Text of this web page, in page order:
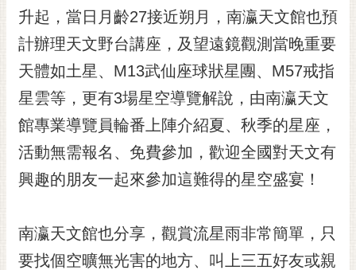
日
本
隱
私
權
及
安
全
策
網
升起，當日月齡27接近朔月，南瀛天文館也預
計辦理天文野台講座，及望遠鏡觀測當晚重要
天體如土星、M13武仙座球狀星團、M57戒指
星雲等，更有3場星空導覽解說，由南瀛天文
館專業導覽員輪番上陣介紹夏、秋季的星座，
活動無需報名、免費參加，歡迎全國對天文有
興趣的朋友一起來參加這難得的星空盛宴！
南瀛天文館也分享，觀賞流星雨非常簡單，只
要找個空曠無光害的地方、叫上三五好友或親